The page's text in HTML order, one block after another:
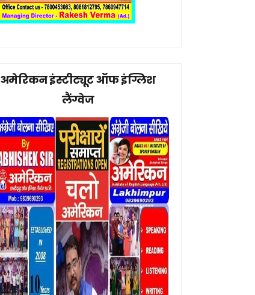
अमेरिकन इंस्टीट्यूट ऑफ इंग्लिश
लैंग्वेज